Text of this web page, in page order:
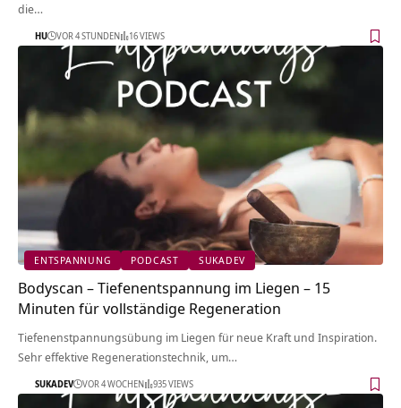
die…
HU VOR 4 STUNDEN 16 VIEWS
ENTSPANNUNG PODCAST SUKADEV
Bodyscan – Tiefenentspannung im Liegen – 15
Minuten für vollständige Regeneration
Tiefenenstpannungsübung im Liegen für neue Kraft und Inspiration.
Sehr effektive Regenerationstechnik, um…
SUKADEV VOR 4 WOCHEN 935 VIEWS